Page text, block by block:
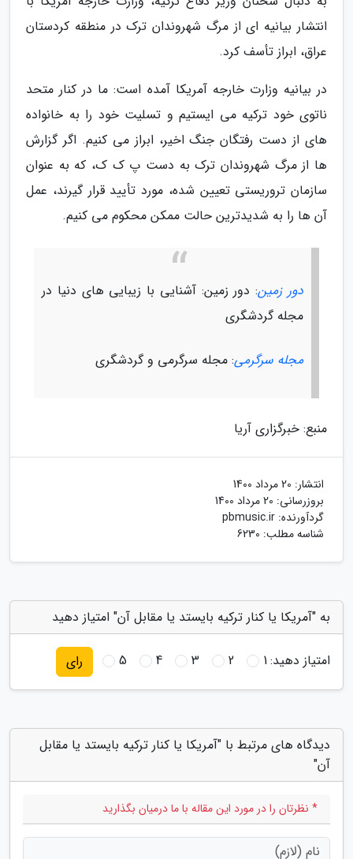
انتشار بیانیه ای از مرگ شهروندان ترک در منطقه کردستان
عراق، ابراز تأسف کرد.
در بیانیه وزارت خارجه آمریکا آمده است: ما در کنار متحد
ناتوی خود ترکیه می ایستیم و تسلیت خود را به خانواده
های از دست رفتگان جنگ اخیر، ابراز می کنیم. اگر گزارش
ها از مرگ شهروندان ترک به دست پ ک ک، که به عنوان
سازمان تروریستی تعیین شده، مورد تأیید قرار گیرند، عمل
آن ها را به شدیدترین حالت ممکن محکوم می کنیم.
دور زمین: دور زمین: آشنایی با زیبایی های دنیا در
مجله گردشگری
مجله سرگرمی: مجله سرگرمی و گردشگری
منبع: خبرگزاری آریا
انتشار: 20 مرداد 1400
بروزرسانی: 20 مرداد 1400
گردآورنده: pbmusic.ir
شناسه مطلب: 6230
به "آمریکا یا کنار ترکیه بایستد یا مقابل آن" امتیاز دهید
امتیاز دهید:1
2
3
4
5 رای
دیدگاه های مرتبط با "آمریکا یا کنار ترکیه بایستد یا مقابل
آن"
* نظرتان را در مورد این مقاله با ما درمیان بگذارید